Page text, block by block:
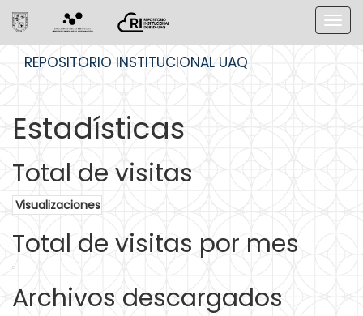
REPOSITORIO INSTITUCIONAL UAQ
Estadísticas
Total de visitas
Visualizaciones
Total de visitas por mes
Archivos descargados